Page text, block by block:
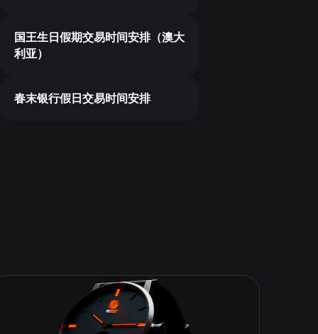
国王生日假期交易时间安排（澳大
利亚）
春末银行假日交易时间安排